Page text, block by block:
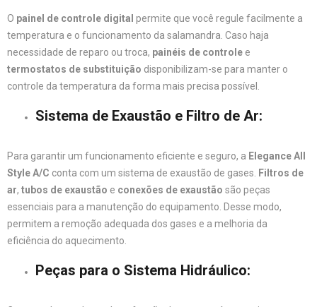
O painel de controle digital permite que você regule facilmente a
temperatura e o funcionamento da salamandra. Caso haja
necessidade de reparo ou troca, painéis de controle e
termostatos de substituição disponibilizam-se para manter o
controle da temperatura da forma mais precisa possível.
Sistema de Exaustão e Filtro de Ar:
Para garantir um funcionamento eficiente e seguro, a Elegance All
Style A/C conta com um sistema de exaustão de gases. Filtros de
ar, tubos de exaustão e conexões de exaustão são peças
essenciais para a manutenção do equipamento. Desse modo,
permitem a remoção adequada dos gases e a melhoria da
eficiência do aquecimento.
Peças para o Sistema Hidráulico: